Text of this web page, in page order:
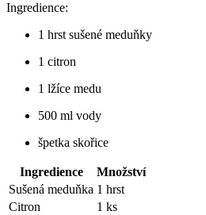
Ingredience:
1 hrst sušené meduňky
1 citron
1 lžíce medu
500 ml vody
špetka skořice
Ingredience
Množství
Sušená meduňka 1 hrst
Citron
1 ks